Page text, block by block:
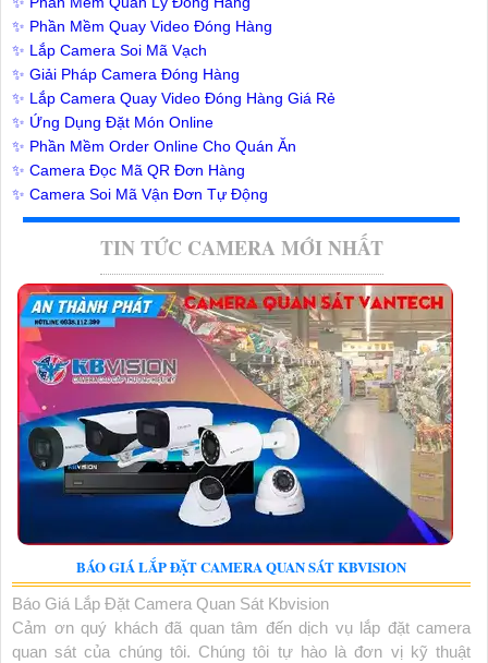
✨ Phần Mềm Quay Video Đóng Hàng
✨ Lắp Camera Soi Mã Vạch
✨ Giải Pháp Camera Đóng Hàng
✨ Lắp Camera Quay Video Đóng Hàng Giá Rẻ
✨ Ứng Dụng Đặt Món Online
✨ Phần Mềm Order Online Cho Quán Ăn
✨ Camera Đọc Mã QR Đơn Hàng
✨ Camera Soi Mã Vận Đơn Tự Động
TIN TỨC CAMERA MỚI NHẤT
BÁO GIÁ LẮP ĐẶT CAMERA QUAN SÁT KBVISION
Báo Giá Lắp Đặt Camera Quan Sát Kbvision
Cảm ơn quý khách đã quan tâm đến dịch vụ lắp đặt camera
quan sát của chúng tôi. Chúng tôi tự hào là đơn vị kỹ thuật